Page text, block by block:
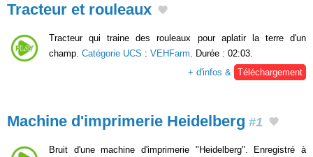
Tracteur et rouleaux
Tracteur qui traine des rouleaux pour aplatir la terre d'un
champ. Catégorie UCS : VEHFarm . Durée : 02:03.
+ d'infos &
Téléchargement
Machine d'imprimerie Heidelberg #1
Bruit d'une machine d'imprimerie "Heidelberg". Enregistré à